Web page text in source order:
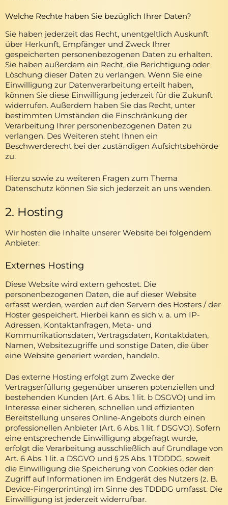
Welche Rechte haben Sie bezüglich Ihrer Daten?
Sie haben jederzeit das Recht, unentgeltlich Auskunft
über Herkunft, Empfänger und Zweck Ihrer
gespeicherten personenbezogenen Daten zu erhalten.
Sie haben außerdem ein Recht, die Berichtigung oder
Löschung dieser Daten zu verlangen. Wenn Sie eine
Einwilligung zur Datenverarbeitung erteilt haben,
können Sie diese Einwilligung jederzeit für die Zukunft
widerrufen. Außerdem haben Sie das Recht, unter
bestimmten Umständen die Einschränkung der
Verarbeitung Ihrer personenbezogenen Daten zu
verlangen. Des Weiteren steht Ihnen ein
Beschwerderecht bei der zuständigen Aufsichtsbehörde
zu.
Hierzu sowie zu weiteren Fragen zum Thema
Datenschutz können Sie sich jederzeit an uns wenden.
2. Hosting
Wir hosten die Inhalte unserer Website bei folgendem
Anbieter:
Externes Hosting
Diese Website wird extern gehostet. Die
personenbezogenen Daten, die auf dieser Website
erfasst werden, werden auf den Servern des Hosters / der
Hoster gespeichert. Hierbei kann es sich v. a. um IP-
Adressen, Kontaktanfragen, Meta- und
Kommunikationsdaten, Vertragsdaten, Kontaktdaten,
Namen, Websitezugriffe und sonstige Daten, die über
eine Website generiert werden, handeln.
Das externe Hosting erfolgt zum Zwecke der
Vertragserfüllung gegenüber unseren potenziellen und
bestehenden Kunden (Art. 6 Abs. 1 lit. b DSGVO) und im
Interesse einer sicheren, schnellen und effizienten
Bereitstellung unseres Online-Angebots durch einen
professionellen Anbieter (Art. 6 Abs. 1 lit. f DSGVO). Sofern
eine entsprechende Einwilligung abgefragt wurde,
erfolgt die Verarbeitung ausschließlich auf Grundlage von
Art. 6 Abs. 1 lit. a DSGVO und § 25 Abs. 1 TDDDG, soweit
die Einwilligung die Speicherung von Cookies oder den
Zugriff auf Informationen im Endgerät des Nutzers (z. B.
Device-Fingerprinting) im Sinne des TDDDG umfasst. Die
Einwilligung ist jederzeit widerrufbar.